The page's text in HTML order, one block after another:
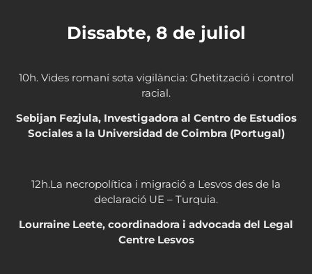
Dissabte, 8 de juliol
10h. Vides romaní sota vigilància: Ghetització i control
racial.
Sebijan Fezjula, Investigadora al Centro de Estudios
Sociales a la Universidad de Coimbra (Portugal)
12h.La necropolítica i migració a Lesvos des de la
declaració UE – Turquia.
Lourraine Leete, coordinadora i advocada del Legal
Centre Lesvos